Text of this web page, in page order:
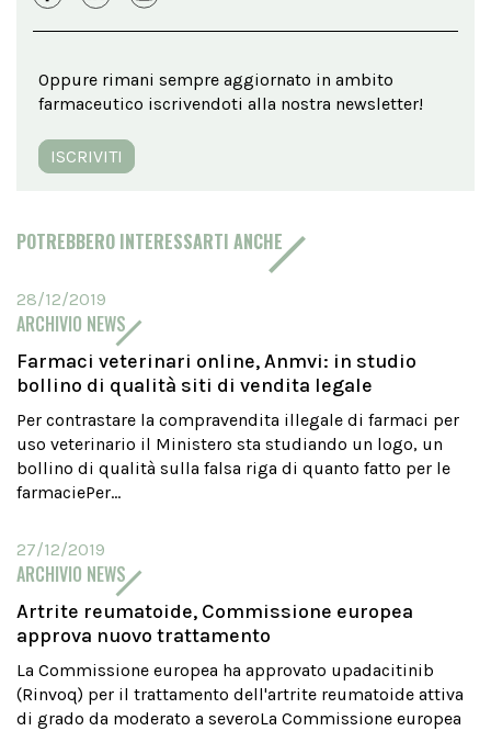
Oppure rimani sempre aggiornato in ambito
farmaceutico iscrivendoti alla nostra newsletter!
ISCRIVITI
POTREBBERO INTERESSARTI ANCHE
28/12/2019
ARCHIVIO NEWS
Farmaci veterinari online, Anmvi: in studio
bollino di qualità siti di vendita legale
Per contrastare la compravendita illegale di farmaci per
uso veterinario il Ministero sta studiando un logo, un
bollino di qualità sulla falsa riga di quanto fatto per le
farmaciePer...
27/12/2019
ARCHIVIO NEWS
Artrite reumatoide, Commissione europea
approva nuovo trattamento
La Commissione europea ha approvato upadacitinib
(Rinvoq) per il trattamento dell'artrite reumatoide attiva
di grado da moderato a severoLa Commissione europea